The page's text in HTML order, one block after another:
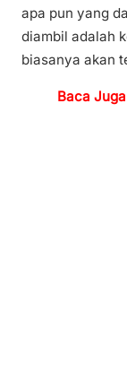
apa pun yang
diambil adalah
biasanya akan
Baca